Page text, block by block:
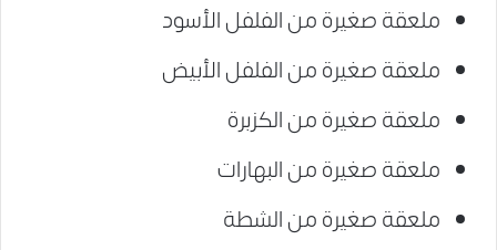
ملعقة صغيرة من الفلفل الأسود
ملعقة صغيرة من الفلفل الأبيض
ملعقة صغيرة من الكزبرة
ملعقة صغيرة من البهارات
ملعقة صغيرة من الشطة